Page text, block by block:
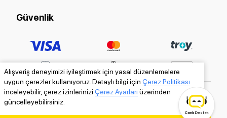
Alışveriş deneyimizi iyileştirmek için yasal düzenlemelere
uygun çerezler kullanıyoruz. Detaylı bilgi için Çerez Politikası
inceleyebilir, çerez izinlerinizi Çerez Ayarları üzerinden
güncelleyebilirsiniz.
Güvenlik
Canlı Destek